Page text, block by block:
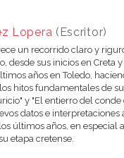
Lopera (Escritor)
un recorrido claro y
desde sus inicios en Creta
años en Toledo,
hitos fundamentales de
y "El entierro del conde
datos e interpretaciones
últimos años, en especial
etapa cretense.